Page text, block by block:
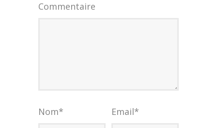
Commentaire
Nom* Email*